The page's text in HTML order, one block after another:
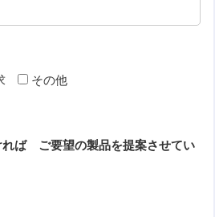
その他
れば ご要望の製品を提案させてい